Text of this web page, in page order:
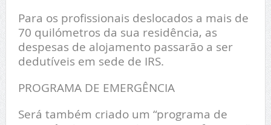
Para os profissionais deslocados a mais de
70 quilómetros da sua residência, as
despesas de alojamento passarão a ser
dedutíveis em sede de IRS.
PROGRAMA DE EMERGÊNCIA
Será também criado um “programa de